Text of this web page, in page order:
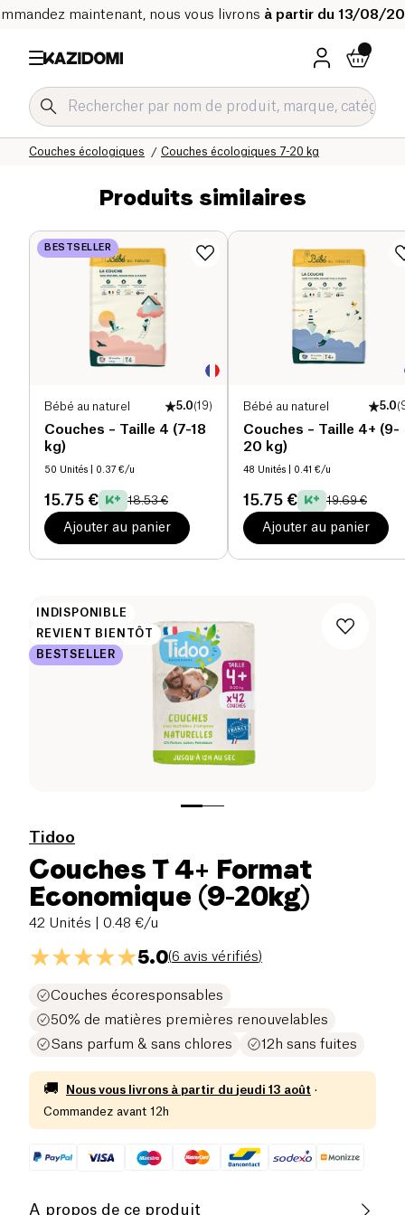
maintenant, nous vous livrons à partir du 13/08/
Couches écologiques 7-20 kg
Couches écologiques
Bébé & Enfant
Notre catalogue bio
Accueil
Produits similaires
BESTSELLER
Bébé au naturel 5.0(19)
Couches – Taille 4 (7-18
kg)
50 Unités | 0.37 €/u
15.75 € 18.53 €
Ajouter au panier
Bébé au naturel 5.0(
Couches – Taille 4+ (9-
20 kg)
48 Unités | 0.41 €/u
15.75 € 19.69 €
Ajouter au panier
INDISPONIBLE
REVIENT BIENTÔT
BESTSELLER
Tidoo
Couches T 4+ Format
Economique (9-20kg)
42 Unités | 0.48 €/u
5.0(6 avis vérifiés)
Couches écoresponsables
50% de matières premières renouvelables
Sans parfum & sans chlores
12h sans fuites
🚚 Nous vous livrons à partir du jeudi 13 août ·
Commandez avant 12h
A propos de ce produit